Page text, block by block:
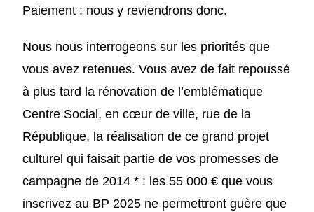
Paiement : nous y reviendrons donc.
Nous nous interrogeons sur les priorités que
vous avez retenues. Vous avez de fait repoussé
à plus tard la rénovation de l’emblématique
Centre Social, en cœur de ville, rue de la
République, la réalisation de ce grand projet
culturel qui faisait partie de vos promesses de
campagne de 2014 * : les 55 000 € que vous
inscrivez au BP 2025 ne permettront guère que